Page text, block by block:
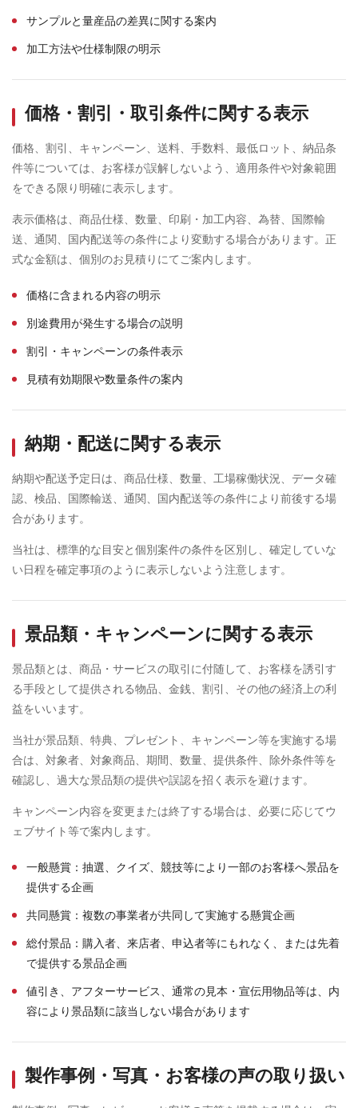
サンプルと量産品の差異に関する案内
加工方法や仕様制限の明示
価格・割引・取引条件に関する表示
価格、割引、キャンペーン、送料、手数料、最低ロット、納品条
件等については、お客様が誤解しないよう、適用条件や対象範囲
をできる限り明確に表示します。
表示価格は、商品仕様、数量、印刷・加工内容、為替、国際輸
送、通関、国内配送等の条件により変動する場合があります。正
式な金額は、個別のお見積りにてご案内します。
価格に含まれる内容の明示
別途費用が発生する場合の説明
割引・キャンペーンの条件表示
見積有効期限や数量条件の案内
納期・配送に関する表示
納期や配送予定日は、商品仕様、数量、工場稼働状況、データ確
認、検品、国際輸送、通関、国内配送等の条件により前後する場
合があります。
当社は、標準的な目安と個別案件の条件を区別し、確定していな
い日程を確定事項のように表示しないよう注意します。
景品類・キャンペーンに関する表示
景品類とは、商品・サービスの取引に付随して、お客様を誘引す
る手段として提供される物品、金銭、割引、その他の経済上の利
益をいいます。
当社が景品類、特典、プレゼント、キャンペーン等を実施する場
合は、対象者、対象商品、期間、数量、提供条件、除外条件等を
確認し、過大な景品類の提供や誤認を招く表示を避けます。
キャンペーン内容を変更または終了する場合は、必要に応じてウ
ェブサイト等で案内します。
一般懸賞：抽選、クイズ、競技等により一部のお客様へ景品を
提供する企画
共同懸賞：複数の事業者が共同して実施する懸賞企画
総付景品：購入者、来店者、申込者等にもれなく、または先着
で提供する景品企画
値引き、アフターサービス、通常の見本・宣伝用物品等は、内
容により景品類に該当しない場合があります
製作事例・写真・お客様の声の取り扱い